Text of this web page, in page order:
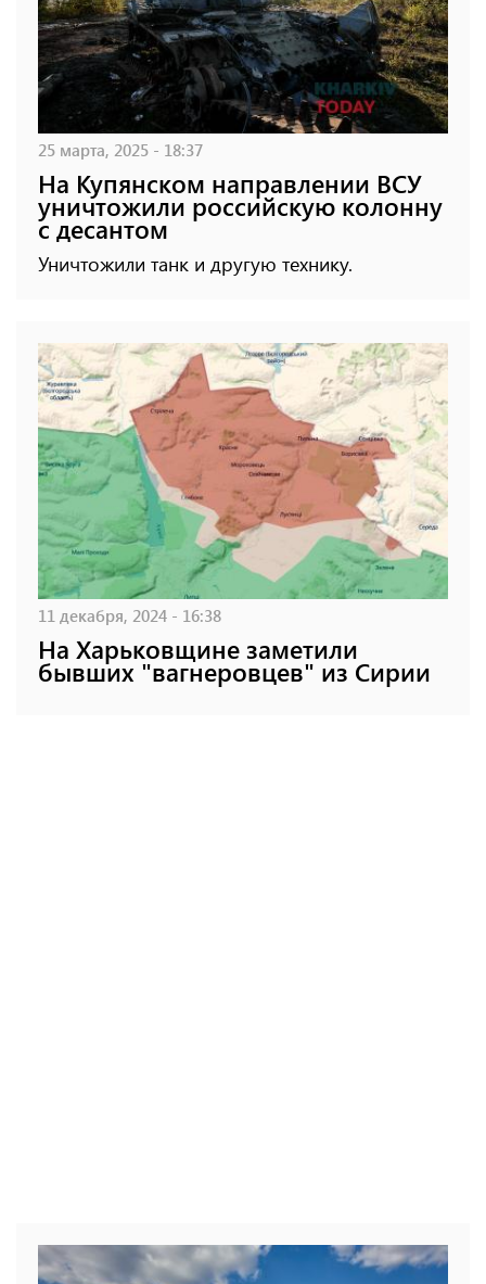
25 марта, 2025 - 18:37
На Купянском направлении ВСУ
уничтожили российскую колонну
с десантом
Уничтожили танк и другую технику.
11 декабря, 2024 - 16:38
На Харьковщине заметили
бывших "вагнеровцев" из Сирии